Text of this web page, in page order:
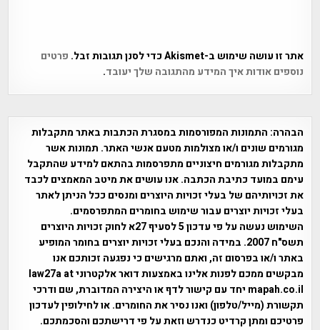
אתר זו עושה שימוש ב-Akismet כדי לסנן תגובות זבל.
פרטים
נוספים אודות איך המידע מהתגובה שלך יעובד.
הבהרה: התמונות המפורסמות במסגרת הכתבות באתר מתקבלות
מגורמים שונים ו/או מצולמות מטעם אנשי האתר. תמונות אשר
מתקבלות מגורמים חיצוניים מתפרסמות בהתאם למידע שהתקבל
עימם במועד כתיבת הכתבה. אנו עושים את מיטב המאמצים לכבד
את זכויותיהם של בעלי זכויות היוצרים ומנסים ככל הניתן לאתר
בעלי זכויות יוצרים עבור שימוש בחומרים המתפרסמים.
השימוש נעשה על פי עדכון 5 לסעיף 27א לחוק זכויות היוצרים
תשס"ח 2007. במידה והנכם בעלי זכויות יוצרים בחומר המופיע
באתר ו/או בפרסום זה, ואתם מרגישים כי נפגעה זכותכם אנו
מבקשים ממכם לפנות אלינו באמצעות דואר אלקטרוני law27a at
mapah.co.il יחד עם קישור לדף או היצירה המדוברת, שם ודרכי
תקשורת (מייל/טלפון) ואנו נסיר את החומרים. או לחילופין לעדכון
פרטיכם ומתן קרדיט כנדרש וזאת על פי דרישתכם והסכמתכם.